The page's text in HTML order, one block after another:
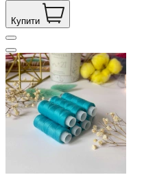
Купити